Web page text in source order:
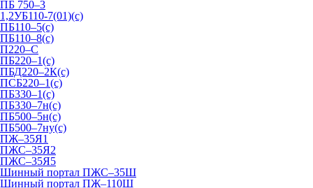
ПБ 750–3
1,2УБ110-7(01)(с)
ПБ110–5(с)
ПБ110–8(с)
П220–С
ПБ220–1(с)
ПБД220–2К(с)
ПСБ220–1(с)
ПБ330–1(с)
ПБ330–7н(с)
ПБ500–5н(с)
ПБ500–7ну(с)
ПЖ–35Я1
ПЖС–35Я2
ПЖС–35Я5
Шинный портал ПЖС–35Ш
Шинный портал ПЖ–110Ш